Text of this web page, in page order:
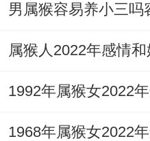
男属猴容易养小三吗